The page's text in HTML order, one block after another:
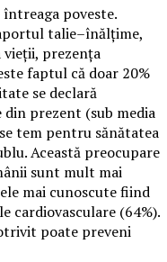
poveste.
talie–înălțime,
prezența
faptul că doar 20%
se declară
prezent (sub media
tem pentru sănătatea
Această preocupare
sunt mult mai
mai cunoscute fiind
cardiovasculare (64%).
poate preveni